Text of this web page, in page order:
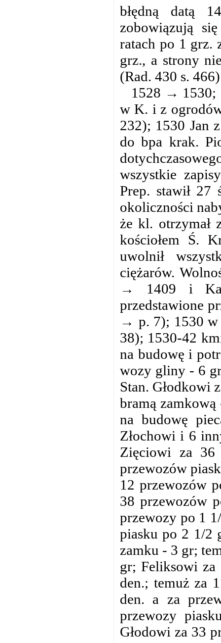
błędną datą
zobowiązują
ratach po 1 grz.
grz., a strony
(Rad. 430 s.
1528 → 1530;
w K. i z
232); 1530 Jan
do bpa krak.
wszystkie
Prep. stawił 27
okoliczności
że kl. otrzymał
kościołem Ś.
uwolnił
ciężarów.
→ 1409 i
przedstawione
→ p. 7); 1530 w
38); 1530-42
na budowę i
wozy gliny - 6
Stan. Głodkowi
bramą
na budowę
Złochowi i 6
Zięciowi za
przewozów
12 przewozów
38 przewozów
przewozy po 1
piasku po 2 1/2
zamku - 3 gr;
gr; Feliksowi
den.; temuż za
den. a za
przewozy
Głodowi za 33